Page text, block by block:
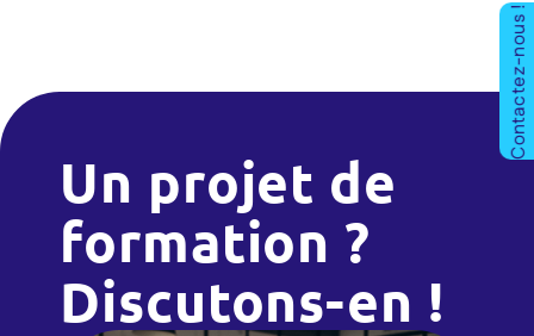
Contactez-nous !
Un projet de
formation ?
Discutons-en !